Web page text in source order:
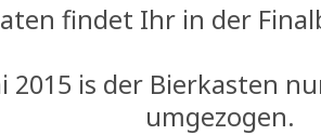
findet Ihr in der
2015 is der Bierkasten
umgezogen.